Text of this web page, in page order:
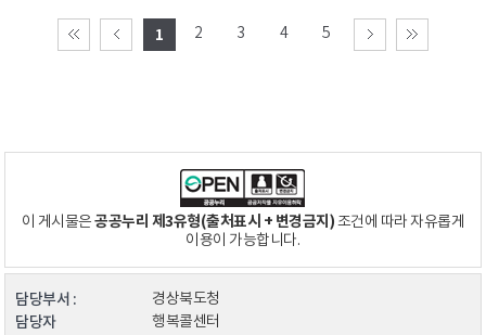
1 2 3 4 5
이 게시물은공공누리 제3유형(출처표시 + 변경금지)조건에 따라 자유롭게
이용이 가능합니다.
담당부서 : 경상북도청
담당자 행복콜센터